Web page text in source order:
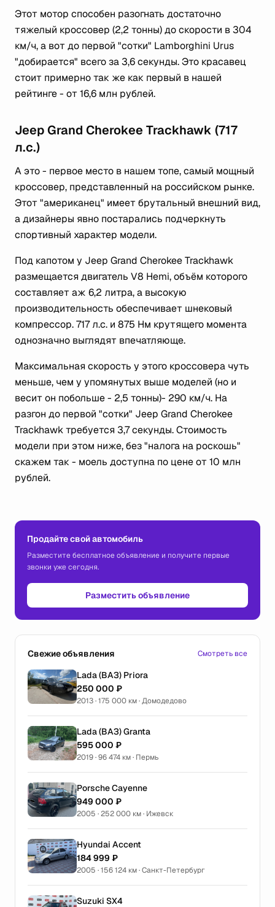
Этот мотор способен разогнать достаточно
тяжелый кроссовер (2,2 тонны) до скорости в 304
км/ч, а вот до первой "сотки" Lamborghini Urus
"добирается" всего за 3,6 секунды. Это красавец
стоит примерно так же как первый в нашей
рейтинге - от 16,6 млн рублей.
Jeep Grand Cherokee Trackhawk (717
л.с.)
А это - первое место в нашем топе, самый мощный
кроссовер, представленный на российском рынке.
Этот "американец" имеет брутальный внешний вид,
а дизайнеры явно постарались подчеркнуть
спортивный характер модели.
Под капотом у Jeep Grand Cherokee Trackhawk
размещается двигатель V8 Hemi, объём которого
составляет аж 6,2 литра, а высокую
производительность обеспечивает шнековый
компрессор. 717 л.с. и 875 Нм крутящего момента
однозначно выглядят впечатляюще.
Максимальная скорость у этого кроссовера чуть
меньше, чем у упомянутых выше моделей (но и
весит он побольше - 2,5 тонны)- 290 км/ч. На
разгон до первой "сотки" Jeep Grand Cherokee
Trackhawk требуется 3,7 секунды. Стоимость
модели при этом ниже, без "налога на роскошь"
скажем так - моель доступна по цене от 10 млн
рублей.
Продайте свой автомобиль
Разместите бесплатное объявление и получите первые
звонки уже сегодня.
Разместить объявление
Свежие объявления Смотреть все
Lada (ВАЗ) Priora
250 000 ₽
2013 · 175 000 км · Домодедово
Lada (ВАЗ) Granta
595 000 ₽
2019 · 96 474 км · Пермь
Porsche Cayenne
949 000 ₽
2005 · 252 000 км · Ижевск
Hyundai Accent
184 999 ₽
2005 · 156 124 км · Санкт-Петербург
Suzuki SX4